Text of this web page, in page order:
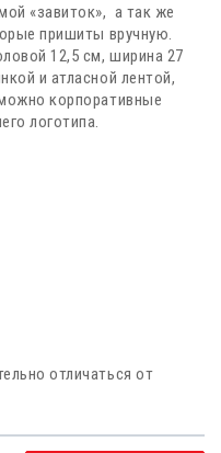
«завиток», а так же
пришиты вручную.
12,5 см, ширина 27
и атласной лентой,
корпоративные
логотипа.
отличаться от